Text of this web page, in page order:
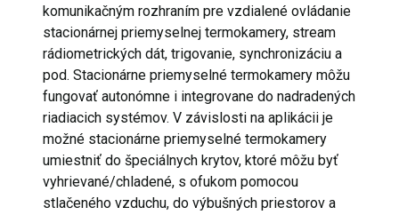
komunikačným rozhraním pre vzdialené ovládanie
stacionárnej priemyselnej termokamery, stream
rádiometrických dát, trigovanie, synchronizáciu a
pod. Stacionárne priemyselné termokamery môžu
fungovať autonómne i integrovane do nadradených
riadiacich systémov. V závislosti na aplikácii je
možné stacionárne priemyselné termokamery
umiestniť do špeciálnych krytov, ktoré môžu byť
vyhrievané/chladené, s ofukom pomocou
stlačeného vzduchu, do výbušných priestorov a